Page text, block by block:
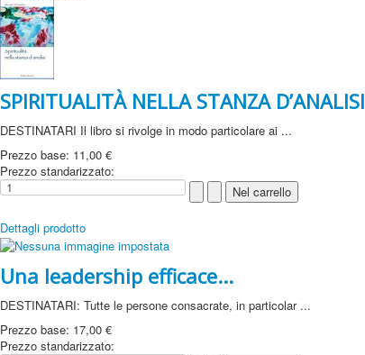
SPIRITUALITÀ NELLA STANZA D’ANALISI
DESTINATARI Il libro si rivolge in modo particolare ai ...
Prezzo base: 11,00 €
Prezzo standarizzato:
Dettagli prodotto
Una leadership efficace...
DESTINATARI: Tutte le persone consacrate, in particolar ...
Prezzo base: 17,00 €
Prezzo standarizzato: